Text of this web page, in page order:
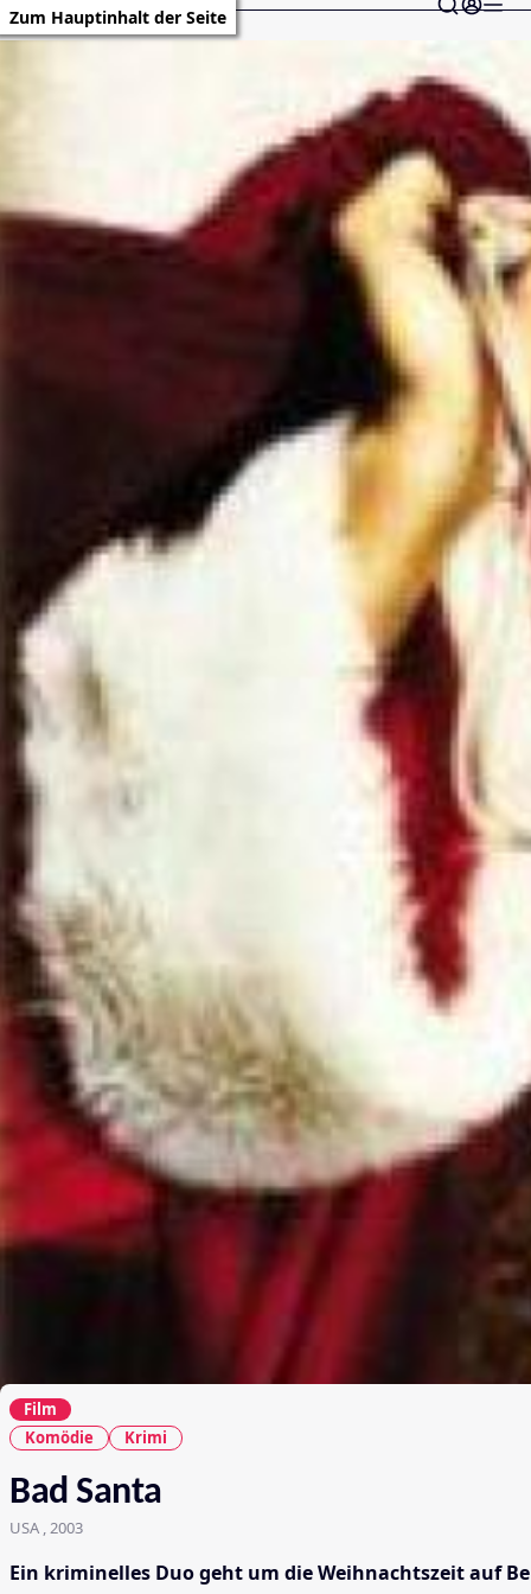
Zum Hauptinhalt der Seite
Film
Komödie
Krimi
Bad Santa
USA , 2003
Ein kriminelles Duo geht um die Weihnachtszeit auf